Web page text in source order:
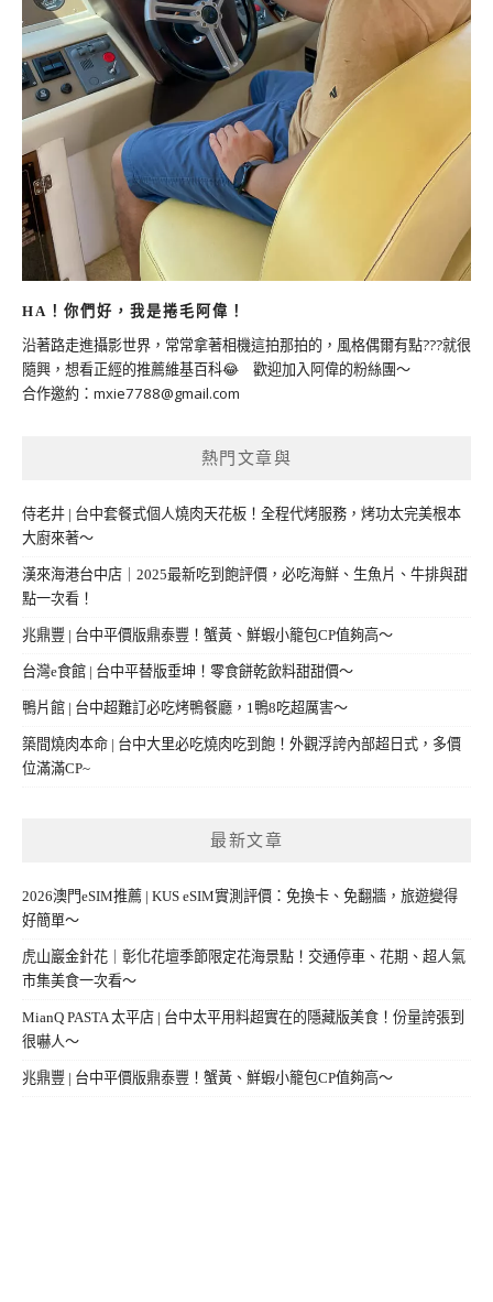
HA！你們好，我是捲毛阿偉！
沿著路走進攝影世界，常常拿著相機這拍那拍的，風格偶爾有點???就很
隨興，想看正經的推薦維基百科😂 歡迎加入阿偉的粉絲團～
合作邀約： mxie7788@gmail.com
熱門文章與
侍老井 | 台中套餐式個人燒肉天花板！全程代烤服務，烤功太完美根本
大廚來著～
漢來海港台中店｜2025最新吃到飽評價，必吃海鮮、生魚片、牛排與甜
點一次看！
兆鼎豐 | 台中平價版鼎泰豐！蟹黃、鮮蝦小籠包CP值夠高～
台灣e食館 | 台中平替版垂坤！零食餅乾飲料甜甜價～
鴨片館 | 台中超難訂必吃烤鴨餐廳，1鴨8吃超厲害～
築間燒肉本命 | 台中大里必吃燒肉吃到飽！外觀浮誇內部超日式，多價
位滿滿CP~
最新文章
2026澳門eSIM推薦 | KUS eSIM實測評價：免換卡、免翻牆，旅遊變得
好簡單～
虎山巖金針花｜彰化花壇季節限定花海景點！交通停車、花期、超人氣
市集美食一次看～
MianQ PASTA 太平店 | 台中太平用料超實在的隱藏版美食！份量誇張到
很嚇人～
兆鼎豐 | 台中平價版鼎泰豐！蟹黃、鮮蝦小籠包CP值夠高～